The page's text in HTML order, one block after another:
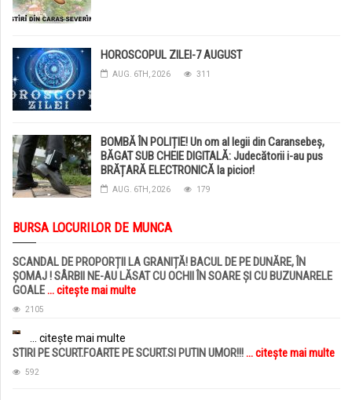
HOROSCOPUL ZILEI-7 AUGUST
AUG. 6TH, 2026 311
BOMBĂ ÎN POLIȚIE! Un om al legii din Caransebeș,
BĂGAT SUB CHEIE DIGITALĂ: Judecătorii i-au pus
BRĂȚARĂ ELECTRONICĂ la picior!
AUG. 6TH, 2026 179
BURSA LOCURILOR DE MUNCA
SCANDAL DE PROPORȚII LA GRANIȚĂ! BACUL DE PE DUNĂRE, ÎN
ȘOMAJ ! SÂRBII NE-AU LĂSAT CU OCHII ÎN SOARE ȘI CU BUZUNARELE
GOALE... citește mai multe
2105
... citește mai multe
STIRI PE SCURT.FOARTE PE SCURT.SI PUTIN UMOR!!!... citește mai multe
592